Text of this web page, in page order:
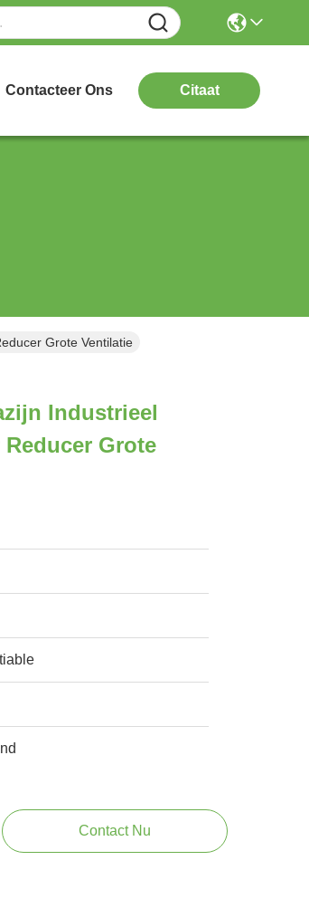
Contacteer Ons Citaat
Grote Ventilatie
Industrieel
Grote
Contact Nu